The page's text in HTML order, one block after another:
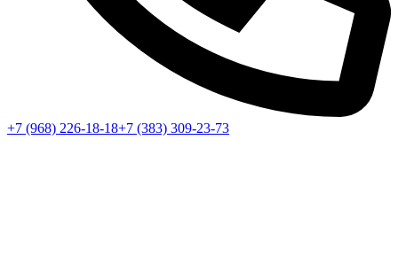
+7 (968) 226-18-18+7 (383) 309-23-73